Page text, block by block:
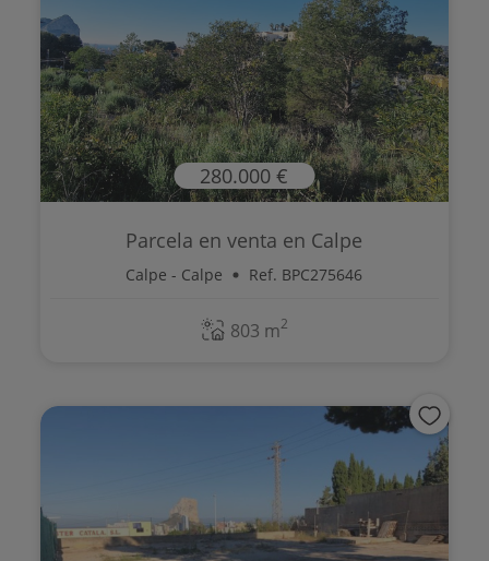
280.000 €
Parcela en venta en Calpe
Calpe - Calpe Ref. BPC275646
803 m2